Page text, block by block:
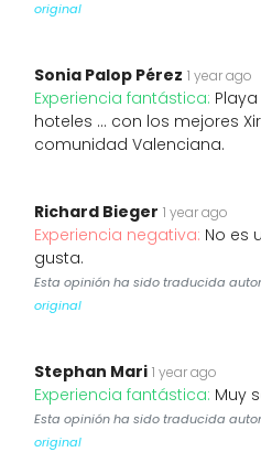
original
Sonia Palop Pérez 1 year ago
Experiencia fantástica:
hoteles ... con los mejores
comunidad Valenciana.
Richard Bieger 1 year ago
Experiencia negativa: No es
gusta.
Esta opinión ha sido traducida
original
Stephan Mari 1 year ago
Experiencia fantástica: Muy
Esta opinión ha sido traducida
original